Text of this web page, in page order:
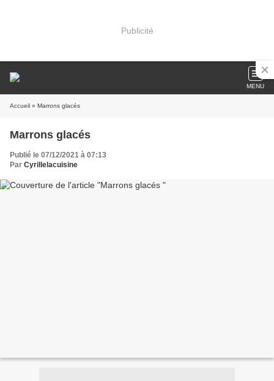
Publicité
MENU
Accueil » Marrons glacés
Marrons glacés
Publié le 07/12/2021 à 07:13
Par Cyrillelacuisine